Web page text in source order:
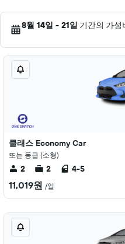
8월 14일 - 21일 기간의 가성
클래스 Economy Car
또는 동급 (소형)
2 2 4-5
11,019원 /일